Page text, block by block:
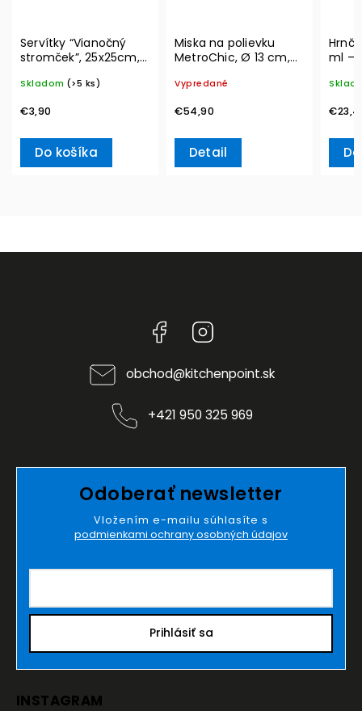
Servítky “Vianočný
stromček”, 25x25cm,
Villeroy & Boch
Skladom (>5 ks)
€3,90
Do košíka
Miska na polievku
MetroChic, Ø 13 cm,
Boch
Vypredané
€54,90
Detail
ml –
Facebook
obchod@kitchenpoint.sk
+421 950 325 969
Odoberať newsletter
Vložením e-mailu súhlasíte s
podmienkami ochrany osobných údajov
Prihlásiť sa
INSTAGRAM